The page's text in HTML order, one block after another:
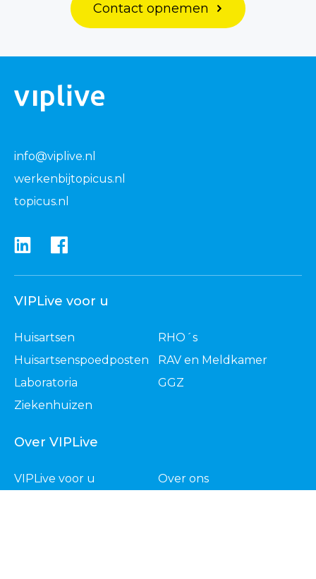
Contact opnemen
info@viplive.nl
werkenbijtopicus.nl
topicus.nl
VIPLive voor u
Huisartsen
RHO´s
Huisartsenspoedposten
RAV en Meldkamer
Laboratoria
GGZ
Ziekenhuizen
Over VIPLive
VIPLive voor u
Over ons